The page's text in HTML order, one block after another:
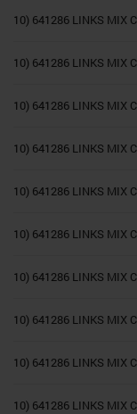
10) 641286 LINKS MIX
10) 641286 LINKS MIX
10) 641286 LINKS MIX
10) 641286 LINKS MIX
10) 641286 LINKS MIX
10) 641286 LINKS MIX
10) 641286 LINKS MIX
10) 641286 LINKS MIX
10) 641286 LINKS MIX
10) 641286 LINKS MIX